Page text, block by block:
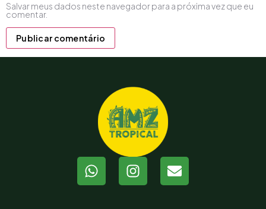
Salvar meus dados neste navegador para a próxima vez que eu
comentar.